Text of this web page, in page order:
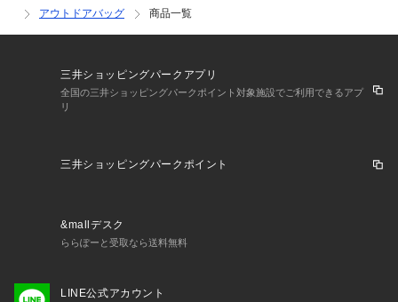
アウトドアバッグ
商品一覧
三井ショッピングパークアプリ
全国の三井ショッピングパークポイント対象施設でご利用できるアプ
リ
三井ショッピングパークポイント
&mallデスク
ららぽーと受取なら送料無料
LINE公式アカウント